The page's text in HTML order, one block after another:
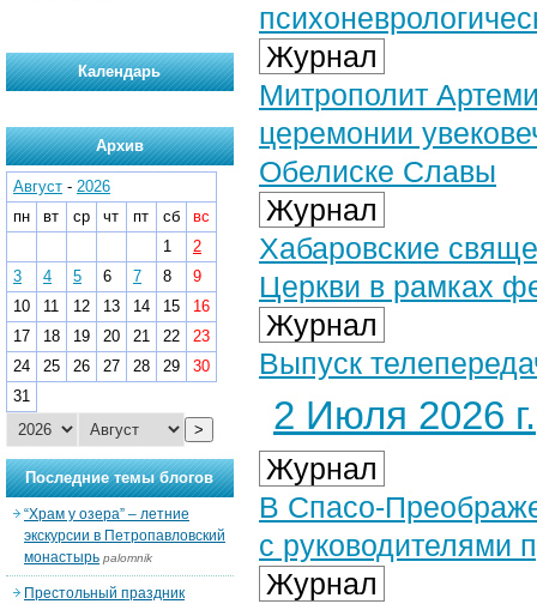
Журнал
Митрополит
церемонии
Обелиске Славы
Журнал
Хабаровские
Церкви в рамках
Журнал
Выпуск
2 Июля 2026 г.
Журнал
В Спасо-
с руководителями
Журнал
Календарь
Архив
Август - 2026
пн
вт ср чт пт сб
вс
1
2
3
4 5 6 7 8
9
10
11 12 13 14 15
16
17
18 19 20 21 22
23
24
25 26 27 28 29
30
31
>
Последние темы блогов
“Храм у озера” – летние
экскурсии в Петропавловский
монастырь palomnik
Престольный праздник